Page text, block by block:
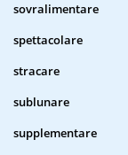
sovralimentare
spettacolare
stracare
sublunare
supplementare